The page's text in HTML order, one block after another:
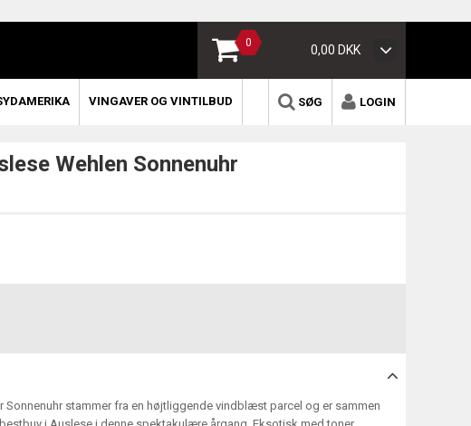
0 0,00 DKK
VINGAVER OG VINTILBUD LOGIN
SØG
Wehlen Sonnenuhr
Sonnenuhr stammer fra en højtliggende vindblæst parcel og er sammen